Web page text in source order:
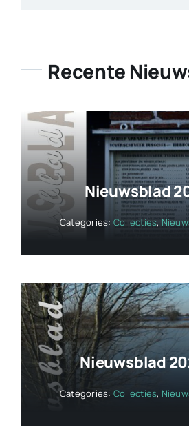
Recente
Nieuwsblad
Categories: Collecties,
Nieuwsblad
Categories: Collecties,